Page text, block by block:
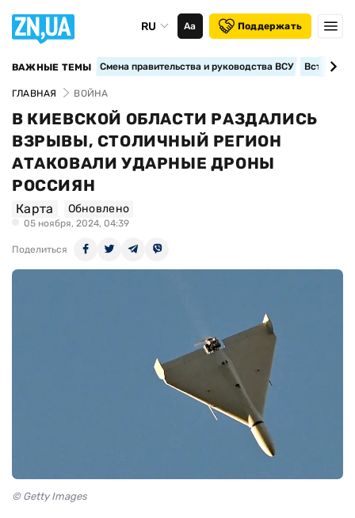
RU Аа Поддержать
ВАЖНЫЕ ТЕМЫ Смена правительства и руководства ВСУ
ГЛАВНАЯ ВОЙНА
В КИЕВСКОЙ ОБЛАСТИ РАЗДАЛИСЬ
ВЗРЫВЫ, СТОЛИЧНЫЙ РЕГИОН
АТАКОВАЛИ УДАРНЫЕ ДРОНЫ
РОССИЯН
Карта Обновлено
05 ноября, 2024, 04:39
Поделиться
© Getty Images